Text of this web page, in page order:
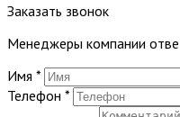
Заказать звонок
Менеджеры компании
Имя *
Телефон *